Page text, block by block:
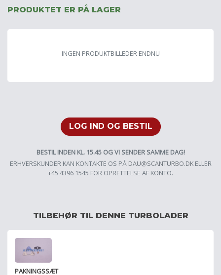
PRODUKTET ER PÅ LAGER
INGEN PRODUKTBILLEDER ENDNU
LOG IND OG BESTIL
BESTIL INDEN KL. 15.45 OG VI SENDER SAMME DAG!
ERHVERSKUNDER KAN KONTAKTE OS PÅ DAU@SCANTURBO.DKELLER
+45 4396 1545 FOR OPRETTELSE AF KONTO.
TILBEHØR TIL DENNE TURBOLADER
PAKNINGSSÆT